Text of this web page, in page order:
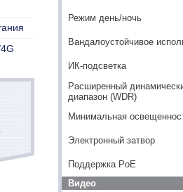
Режим день/ночь
Вандалоустойчивое
ИК-подсветка
Расширенный
диапазон (WDR)
Минимальная
Электронный затвор
Поддержка PoE
Видео